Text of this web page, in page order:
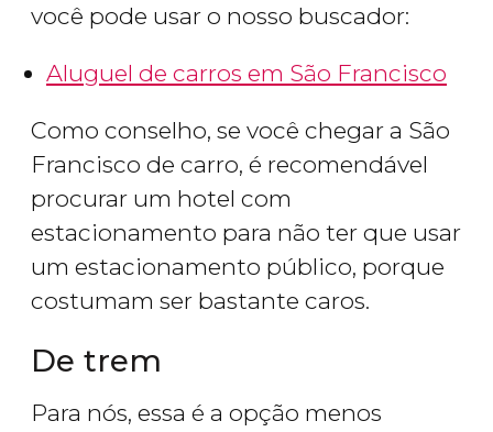
você pode usar o nosso buscador:
Aluguel de carros em São Francisco
Como conselho, se você chegar a São
Francisco de carro, é recomendável
procurar um hotel com
estacionamento para não ter que usar
um estacionamento público, porque
costumam ser bastante caros.
De trem
Para nós, essa é a opção menos